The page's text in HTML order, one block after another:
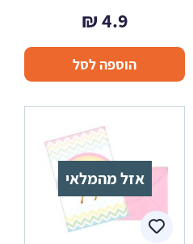
4.9
₪
הוספה לסל
אזל מהמלאי